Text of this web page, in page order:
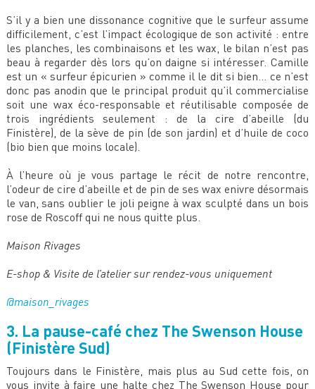
S’il y a bien une dissonance cognitive que le surfeur assume
difficilement, c’est l’impact écologique de son activité : entre
les planches, les combinaisons et les wax, le bilan n’est pas
beau à regarder dès lors qu’on daigne si intéresser. Camille
est un « surfeur épicurien » comme il le dit si bien… ce n’est
donc pas anodin que le principal produit qu’il commercialise
soit une wax éco-responsable et réutilisable composée de
trois ingrédients seulement : de la cire d’abeille (du
Finistère), de la sève de pin (de son jardin) et d’huile de coco
(bio bien que moins locale).
À l’heure où je vous partage le récit de notre rencontre,
l’odeur de cire d’abeille et de pin de ses wax enivre désormais
le van, sans oublier le joli peigne à wax sculpté dans un bois
rose de Roscoff qui ne nous quitte plus.
Maison Rivages
E-shop & Visite de l’atelier sur rendez-vous uniquement
@maison_rivages
3. La pause-café chez The Swenson House
(Finistère Sud)
Toujours dans le Finistère, mais plus au Sud cette fois, on
vous invite à faire une halte chez The Swenson House pour